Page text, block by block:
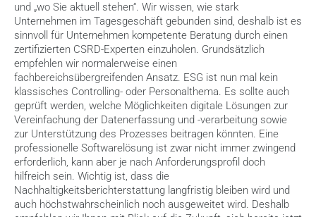
und „wo Sie aktuell stehen“. Wir wissen, wie stark
Unternehmen im Tagesgeschäft gebunden sind, deshalb ist es
sinnvoll für Unternehmen kompetente Beratung durch einen
zertifizierten CSRD-Experten einzuholen. Grundsätzlich
empfehlen wir normalerweise einen
fachbereichsübergreifenden Ansatz. ESG ist nun mal kein
klassisches Controlling- oder Personalthema. Es sollte auch
geprüft werden, welche Möglichkeiten digitale Lösungen zur
Vereinfachung der Datenerfassung und -verarbeitung sowie
zur Unterstützung des Prozesses beitragen könnten. Eine
professionelle Softwarelösung ist zwar nicht immer zwingend
erforderlich, kann aber je nach Anforderungsprofil doch
hilfreich sein. Wichtig ist, dass die
Nachhaltigkeitsberichterstattung langfristig bleiben wird und
auch höchstwahrscheinlich noch ausgeweitet wird. Deshalb